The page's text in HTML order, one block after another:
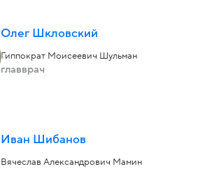
Олег Шкловский
Гиппократ Моисеевич Шульман
главврач
Иван Шибанов
Вячеслав Александрович Мамин